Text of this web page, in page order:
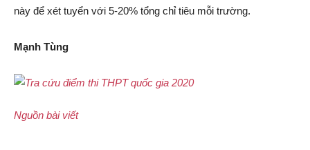
này để xét tuyển với 5-20% tổng chỉ tiêu mỗi trường.
Mạnh Tùng
Nguồn bài viết